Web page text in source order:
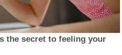
the secret to feeling your